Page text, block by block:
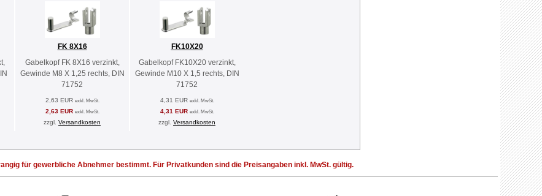
FK 8X16
Gabelkopf FK 8X16 verzinkt,
Gewinde M8 X 1,25 rechts, DIN
71752
2,63 EUR exkl. MwSt.
2,63 EUR exkl. MwSt.
zzgl. Versandkosten
FK10X20
Gabelkopf FK10X20 verzinkt,
Gewinde M10 X 1,5 rechts, DIN
71752
4,31 EUR exkl. MwSt.
4,31 EUR exkl. MwSt.
zzgl. Versandkosten
für gewerbliche Abnehmer bestimmt. Für Privatkunden sind die Preisangaben inkl. MwSt. gültig.